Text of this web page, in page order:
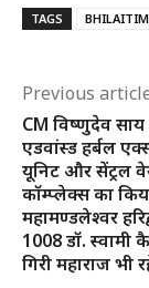
TAGS
Previous
CM विष्णुदेव साय
एडवांस्ड हर्बल
यूनिट और सेंट्रल
कॉम्प्लेक्स का
महामण्डलेश्वर
1008 डॉ. स्वामी
गिरी महाराज भी